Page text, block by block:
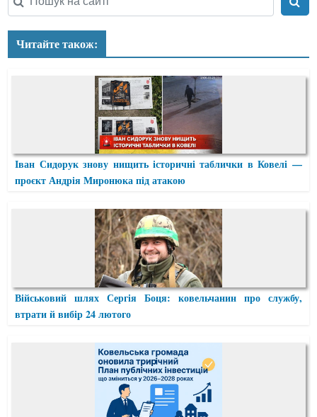
Читайте також:
Іван Сидорук знову нищить історичні таблички в Ковелі —
проєкт Андрія Миронюка під атакою
Військовий шлях Сергія Боця: ковельчанин про службу,
втрати й вибір 24 лютого